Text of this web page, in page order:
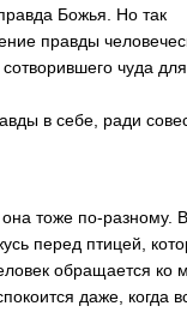
Божья. Но так
правды
чуда для
в себе, ради
она тоже по-разному. В
перед птицей,
обращается ко
даже, когда